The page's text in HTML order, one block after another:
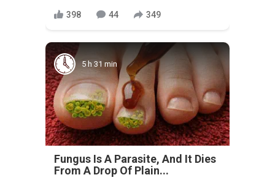
398 44 349
5 h 31 min
Fungus Is A Parasite, And It Dies
From A Drop Of Plain...